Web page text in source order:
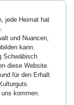
jede Heimat hat
und Nuancen,
kann.
Schwäbisch
diese Website.
für den Erhalt
kommen.